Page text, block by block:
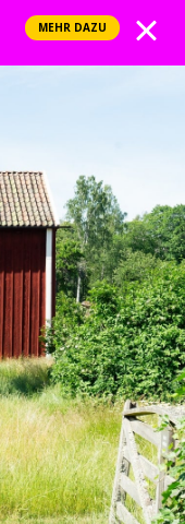
MEHR DAZU